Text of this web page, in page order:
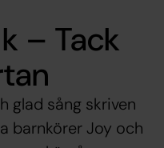
– Tack
glad sång skriven
barnkörer Joy och